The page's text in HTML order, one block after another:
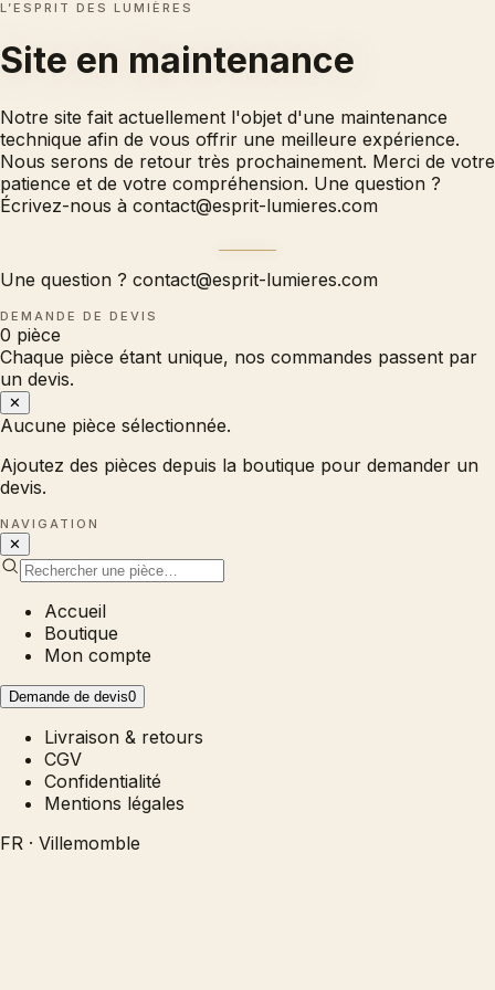
L’ESPRIT DES LUMIÈRES
Site en maintenance
Notre site fait actuellement l'objet d'une maintenance
technique afin de vous offrir une meilleure expérience.
Nous serons de retour très prochainement. Merci de votre
patience et de votre compréhension. Une question ?
Écrivez-nous à contact@esprit-lumieres.com
Une question ? contact@esprit-lumieres.com
DEMANDE DE DEVIS
0 pièce
Chaque pièce étant unique, nos commandes passent par
un devis.
✕
Aucune pièce sélectionnée.
Ajoutez des pièces depuis la boutique pour demander un
devis.
NAVIGATION
✕
Accueil
Boutique
Mon compte
Demande de devis0
Livraison & retours
CGV
Confidentialité
Mentions légales
FR · Villemomble